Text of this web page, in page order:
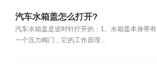
汽车水箱盖怎么打开?
汽车水箱盖是逆时针拧开的：1、水箱盖本身带有
一个压力阀门，它的工作原理...